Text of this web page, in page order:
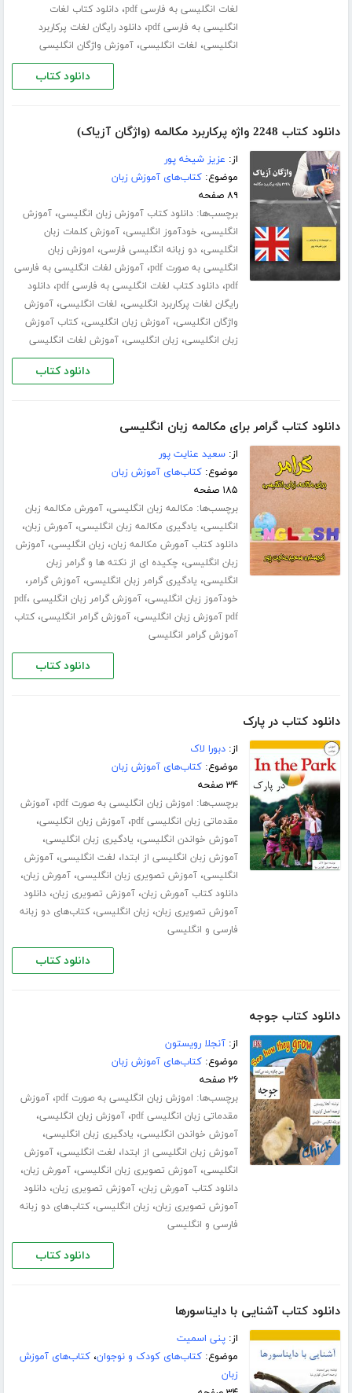
لغات انگلیسی به فارسی pdf
،دانلود کتاب لغات
انگلیسی به فارسی pdf
،دانلود رایگان لغات پرکاربرد
انگلیسی، لغات انگلیسی،آموزش واژگان انگلیسی
دانلود کتاب
دانلود کتاب 2248 واژه پرکاربرد مکالمه (واژگان آزیاک)
از: عزیز شیخه پور
موضوع:کتاب‌های آموزش زبان
۸۹ صفحه
برچسب‌ها:دانلود کتاب آموزش زبان انگلیسی،آموزش
انگلیسی، خودآموز انگلیسی،آموزش کلمات زبان
انگلیسی،دو زبانه انگلیسی فارسی، اموزش زبان
انگلیسی به صورت pdf
،آموزش لغات انگلیسی به فارسی
pdf،دانلود کتاب لغات انگلیسی به فارسی pdf ،دانلود
رایگان لغات پرکاربرد انگلیسی، لغات انگلیسی،آموزش
واژگان انگلیسی،آموزش زبان انگلیسی،کتاب آموزش
زبان انگلیسی، زبان انگلیسی،آموزش لغات انگلیسی
دانلود کتاب
دانلود کتاب گرامر برای مکالمه زبان انگلیسی
از:سعید عنایت پور
موضوع:کتاب‌های آموزش زبان
۱۸۵ صفحه
برچسب‌ها: مکالمه زبان انگلیسی،آمورش مکالمه زبان
انگلیسی، یادگیری مکالمه زبان انگلیسی،آمورش زبان،
دانلود کتاب آمورش مکالمه زبان، زبان انگلیسی،آموزش
زبان انگلیسی، چکیده ای از نکته ها و گرامر زبان
انگلیسی، یادگیری گرامر زبان انگلیسی،آموزش گرامر،
خودآموز زبان انگلیسی،آموزش گرامر زبان انگلیسی pdf ،
pdf آموزش زبان انگلیسی ،آموزش گرامر انگلیسی،کتاب
آموزش گرامر انگلیسی
دانلود کتاب
دانلود کتاب در پارک
از:دبورا لاک
موضوع:کتاب‌های آموزش زبان
۳۴ صفحه
برچسب‌ها: اموزش زبان انگلیسی به صورت pdf ،آموزش
مقدماتی زبان انگلیسی pdf
،آموزش زبان انگلیسی،
آموزش خواندن انگلیسی، یادگیری زبان انگلیسی،
آموزش زبان انگلیسی از ابتدا، لغت انگلیسی،آموزش
انگلیسی،آموزش تصویری زبان انگلیسی،آمورش زبان،
دانلود کتاب آمورش زبان،آموزش تصویری زبان،دانلود
آموزش تصویری زبان، زبان انگلیسی،کتاب‌های دو زبانه
فارسی و انگلیسی
دانلود کتاب
دانلود کتاب جوجه
از:آنجلا رویستون
موضوع:کتاب‌های آموزش زبان
۲۶ صفحه
برچسب‌ها: اموزش زبان انگلیسی به صورت pdf ،آموزش
مقدماتی زبان انگلیسی pdf
،آموزش زبان انگلیسی،
آموزش خواندن انگلیسی، یادگیری زبان انگلیسی،
آموزش زبان انگلیسی از ابتدا، لغت انگلیسی،آموزش
انگلیسی،آموزش تصویری زبان انگلیسی،آمورش زبان،
دانلود کتاب آمورش زبان،آموزش تصویری زبان،دانلود
آموزش تصویری زبان، زبان انگلیسی،کتاب‌های دو زبانه
فارسی و انگلیسی
دانلود کتاب
دانلود کتاب آشنایی با دایناسورها
از:پنی اسمیت
موضوع:کتاب‌های کودک و نوجوان،کتاب‌های آموزش
زبان